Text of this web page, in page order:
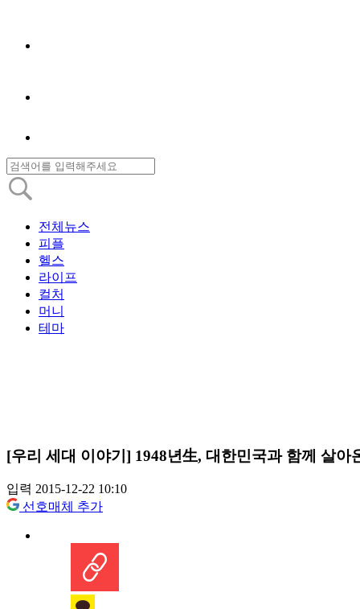
전체뉴스
피플
헬스
라이프
컬처
머니
테마
[우리 세대 이야기] 1948년生, 대한민국과 함께 살아
입력 2015-12-22 10:10
선호매체 추가